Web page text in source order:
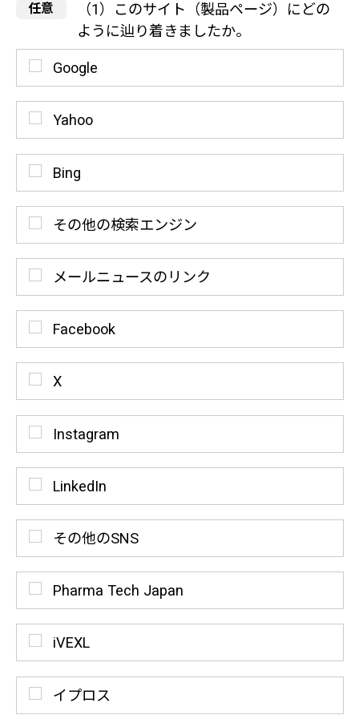
（1）このサイト（製品ページ）にどの
ように辿り着きましたか。
Google
Yahoo
Bing
その他の検索エンジン
メールニュースのリンク
Facebook
X
Instagram
LinkedIn
その他のSNS
Pharma Tech Japan
iVEXL
イプロス